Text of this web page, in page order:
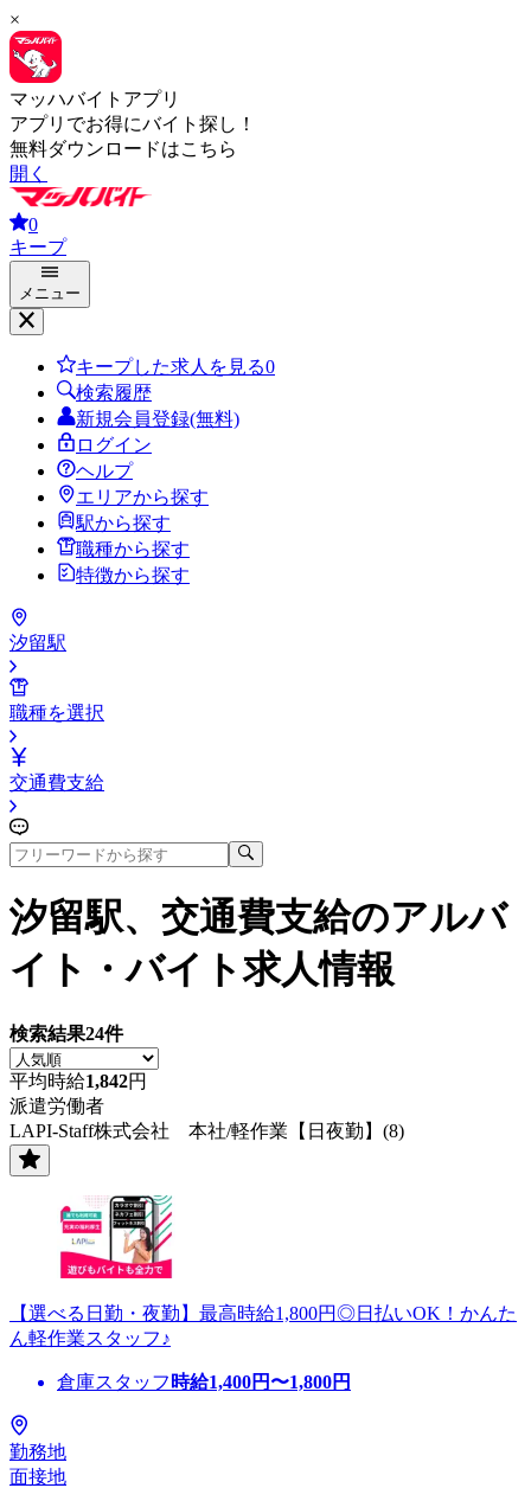
×
マッハバイトアプリ
アプリでお得にバイト探し！
無料ダウンロードはこちら
開く
0
キープ
メニュー
キープした求人を見る0
検索履歴
新規会員登録(無料)
ログイン
ヘルプ
エリアから探す
駅から探す
職種から探す
特徴から探す
汐留駅
職種を選択
交通費支給
汐留駅、交通費支給のアルバ
イト・バイト求人情報
検索結果24件
平均時給1,842円
派遣労働者
LAPI-Staff株式会社 本社/軽作業【日夜勤】(8)
【選べる日勤・夜勤】最高時給1,800円◎日払いOK！かんた
ん軽作業スタッフ♪
倉庫スタッフ 時給1,400円〜1,800円
勤務地
面接地